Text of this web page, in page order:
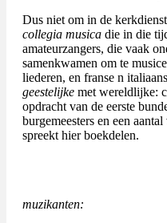
Dus niet om in de
collegia musica die in die
amateurzangers, die vaak
samenkwamen om te
liederen, en franse n
geestelijke met wereldlijke:
opdracht van de eerste
burgemeesters en een
spreekt hier boekdelen.
muzikanten: